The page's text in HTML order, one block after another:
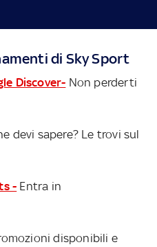
di Sky Sport
Discover- Non perderti
devi sapere? Le trovi sul
- Entra in
disponibili e